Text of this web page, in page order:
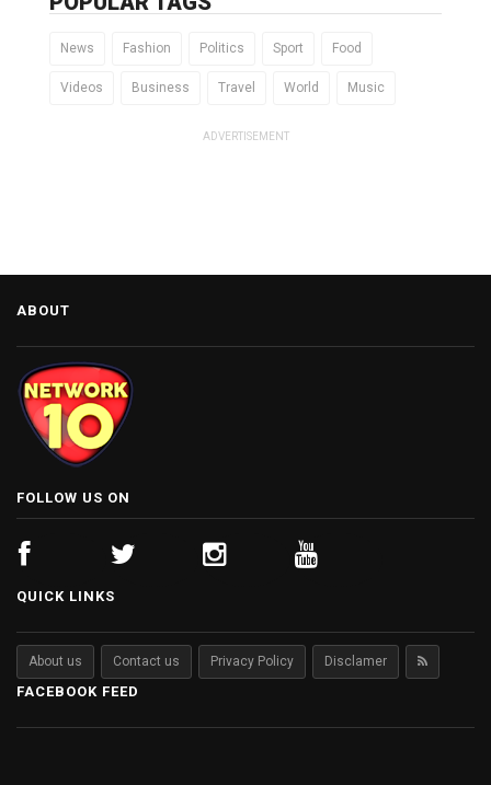
News Fashion Politics Sport Food
Videos Business Travel World Music
ADVERTISEMENT
ABOUT
FOLLOW US ON
QUICK LINKS
About us Contact us Privacy Policy Disclamer
FACEBOOK FEED